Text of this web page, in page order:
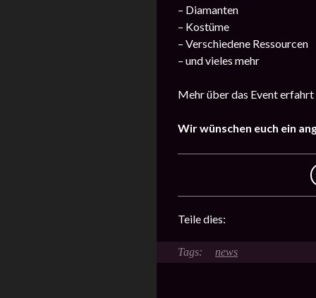
– Diamanten
– Kostüme
– Verschiedene Ressourcen
– und vieles mehr
Mehr über das Event
Wir wünschen euch ein
Teile dies:
news